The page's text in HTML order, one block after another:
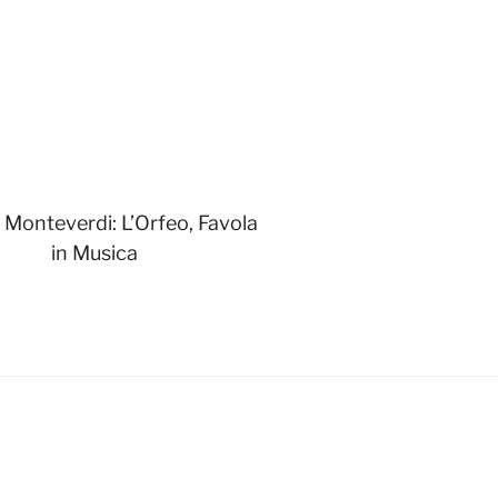
L’Orfeo, Favola
in Musica